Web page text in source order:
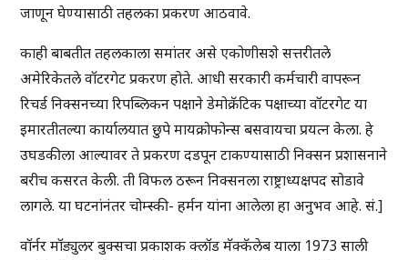
जाणून घेण्यासाठी तहलका प्रकरण आठवावे.
काही बाबतीत तहलकाला समांतर असे एकोणीसशे सत्तरीतले
अमेरिकेतले वॉटरगेट प्रकरण होते. आधी सरकारी कर्मचारी वापरून
रिचर्ड निक्सनच्या रिपब्लिकन पक्षाने डेमोक्रॅटिक पक्षाच्या वॉटरगेट या
इमारतीतल्या कार्यालयात छुपे मायक्रोफोन्स बसवायचा प्रयत्न केला. हे
उघडकीला आल्यावर ते प्रकरण दडपून टाकण्यासाठी निक्सन प्रशासनाने
बरीच कसरत केली. ती विफल ठरून निक्सनला राष्ट्राध्यक्षपद सोडावे
लागले. या घटनांनंतर चोम्स्की- हर्मन यांना आलेला हा अनुभव आहे. सं.]
वॉर्नर मॉड्युलर बुक्सचा प्रकाशक क्लॉड मॅक्कॅलेब याला 1973 साली